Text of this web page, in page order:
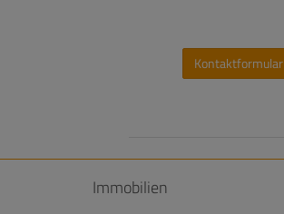
Kontaktformular
Immobilien